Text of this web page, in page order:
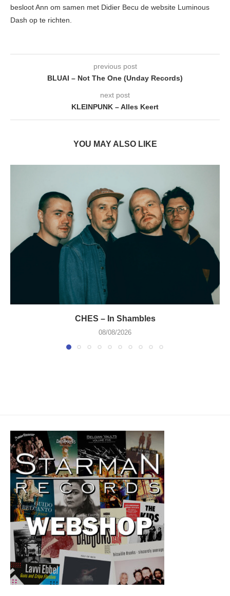
besloot Ann om samen met Didier Becu de website Luminous
Dash op te richten.
previous post
BLUAI – Not The One (Unday Records)
next post
KLEINPUNK – Alles Keert
YOU MAY ALSO LIKE
CHES – In Shambles
08/08/2026